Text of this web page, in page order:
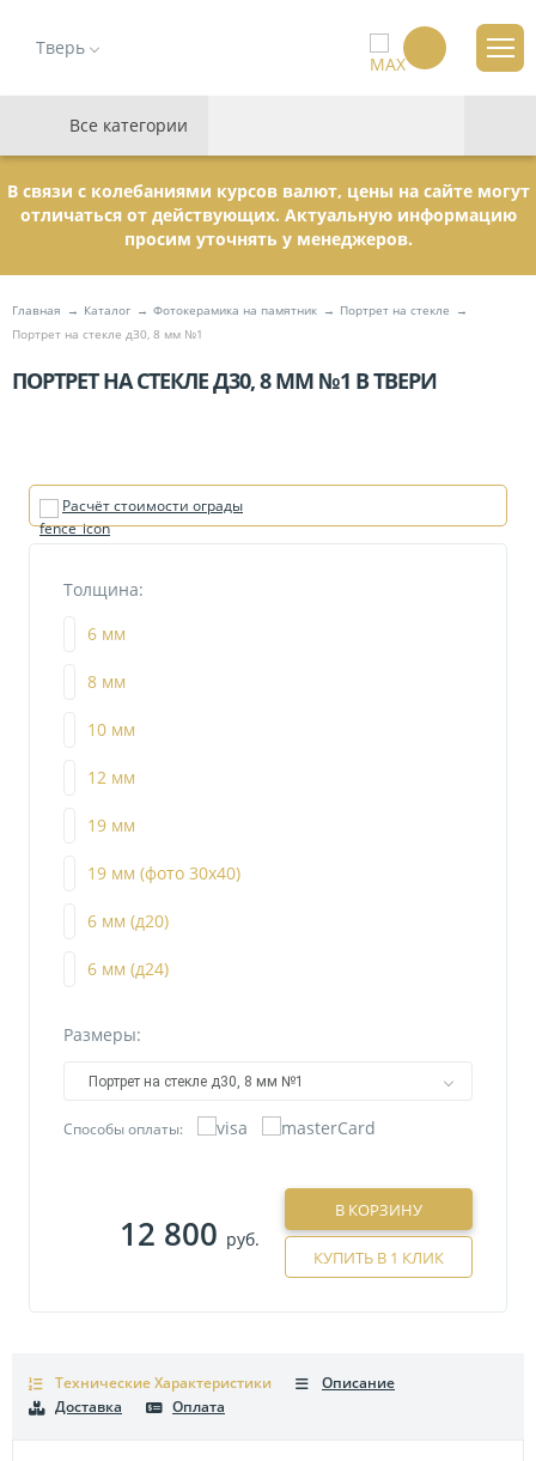
Тверь
Все категории
В связи с колебаниями курсов валют, цены на сайте могут
отличаться от действующих. Актуальную информацию
просим уточнять у менеджеров.
Главная Каталог Фотокерамика на памятник
Портрет на стекле
Портрет на стекле д30, 8 мм №1
ПОРТРЕТ НА СТЕКЛЕ Д30, 8 ММ №1 В ТВЕРИ
Расчёт стоимости ограды
Толщина:
6 мм
8 мм
10 мм
12 мм
19 мм
19 мм (фото 30х40)
6 мм (д20)
6 мм (д24)
Размеры:
Портрет на стекле д30, 8 мм №1
Способы оплаты:
12 800 руб.
В КОРЗИНУ
КУПИТЬ В 1 КЛИК
Технические Характеристики
Описание
Доставка
Оплата